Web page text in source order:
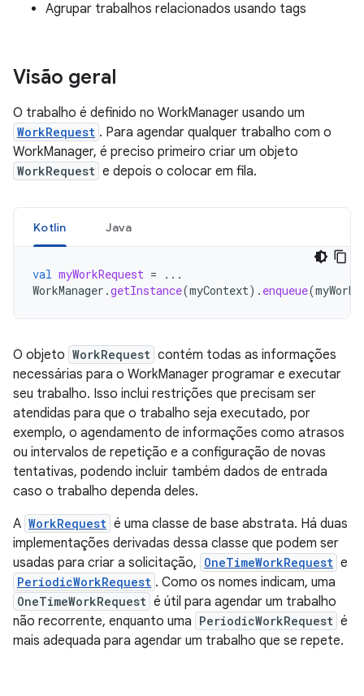
Agrupar trabalhos relacionados usando tags
Visão geral
O trabalho é definido no WorkManager usando um
WorkRequest . Para agendar qualquer trabalho com o
WorkManager, é preciso primeiro criar um objeto
WorkRequest e depois o colocar em fila.
Kotlin Java
val myWorkRequest =
...
WorkManager .getInstance(myContext). enqueue(
O objeto WorkRequest contém todas as informações
necessárias para o WorkManager programar e executar
seu trabalho. Isso inclui restrições que precisam ser
atendidas para que o trabalho seja executado, por
exemplo, o agendamento de informações como atrasos
ou intervalos de repetição e a configuração de novas
tentativas, podendo incluir também dados de entrada
caso o trabalho dependa deles.
A WorkRequest é uma classe de base abstrata. Há duas
implementações derivadas dessa classe que podem ser
usadas para criar a solicitação, OneTimeWorkRequest e
PeriodicWorkRequest . Como os nomes indicam, uma
OneTimeWorkRequest é útil para agendar um trabalho
não recorrente, enquanto uma PeriodicWorkRequest é
mais adequada para agendar um trabalho que se repete.